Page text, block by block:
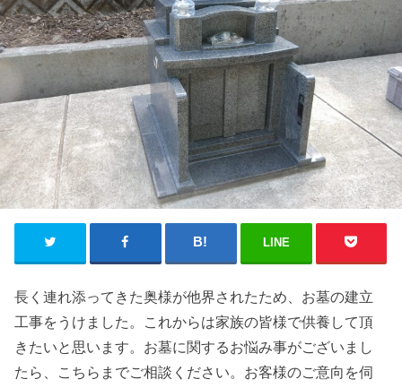
LINE
長く連れ添ってきた奥様が他界されたため、お墓の建立
工事をうけました。これからは家族の皆様で供養して頂
きたいと思います。お墓に関するお悩み事がございまし
たら、こちらまでご相談ください。お客様のご意向を伺